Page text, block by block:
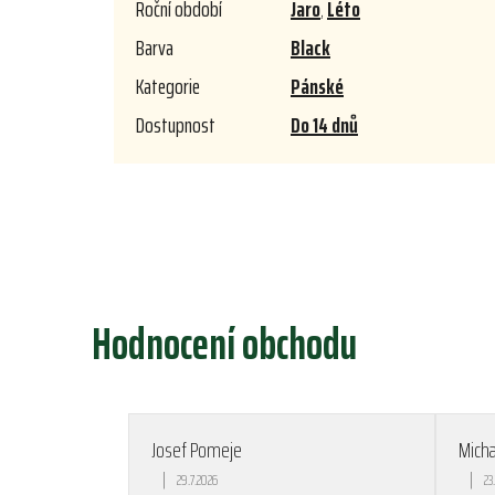
Roční období
Jaro,Léto
Barva
Black
Kategorie
Pánské
Dostupnost
Do 14 dnů
Hodnocení obchodu
Josef Pomeje
| 29.7.2026 |